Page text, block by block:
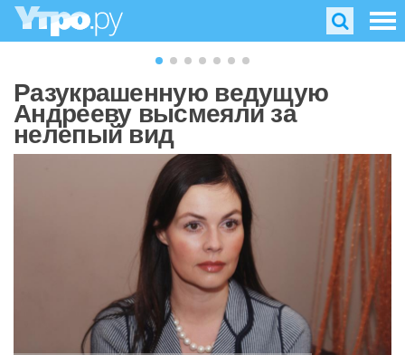
Разукрашенную ведущую
Андрееву высмеяли за
нелепый вид